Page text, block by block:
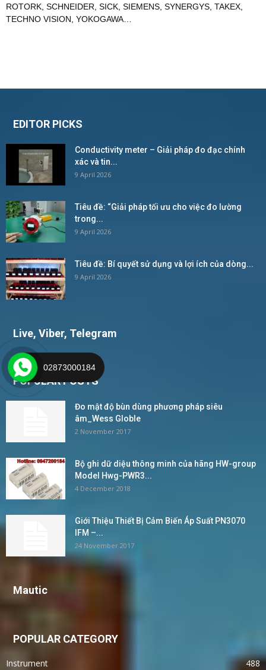
ROTORK SCHNEIDER SICK SIEMENS SYNERGYS TAKEX
TECHNO VISION YOKOGAWA
EDITOR PICKS
Conductivity meter – Giải pháp đo đạc chính
xác và tin...
9 April 2026
Tiêu đề: “Giải pháp tối ưu cho việc đo lường
trong...
9 April 2026
Tiêu đề: Bí quyết sử dụng và lợi ích của dòng...
9 April 2026
Live, Viber, Telegram
POPULAR POSTS
Đo mật độ bùn dùng phương pháp siêu
âm_Wess Globle
2 November 2017
Bộ ghi dữ diệu thông minh của hãng HW-group
Model Hwg-PWR3...
4 December 2018
Giới Thiệu Thiết Bị Cảm Biến Áp Suất PN3070
IFM –...
24 November 2017
Mautic
POPULAR CATEGORY
Instrument
488
02873000184